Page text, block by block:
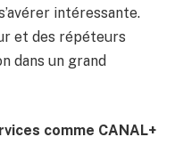
intéressante.
et des répéteurs
dans un grand
comme CANAL+